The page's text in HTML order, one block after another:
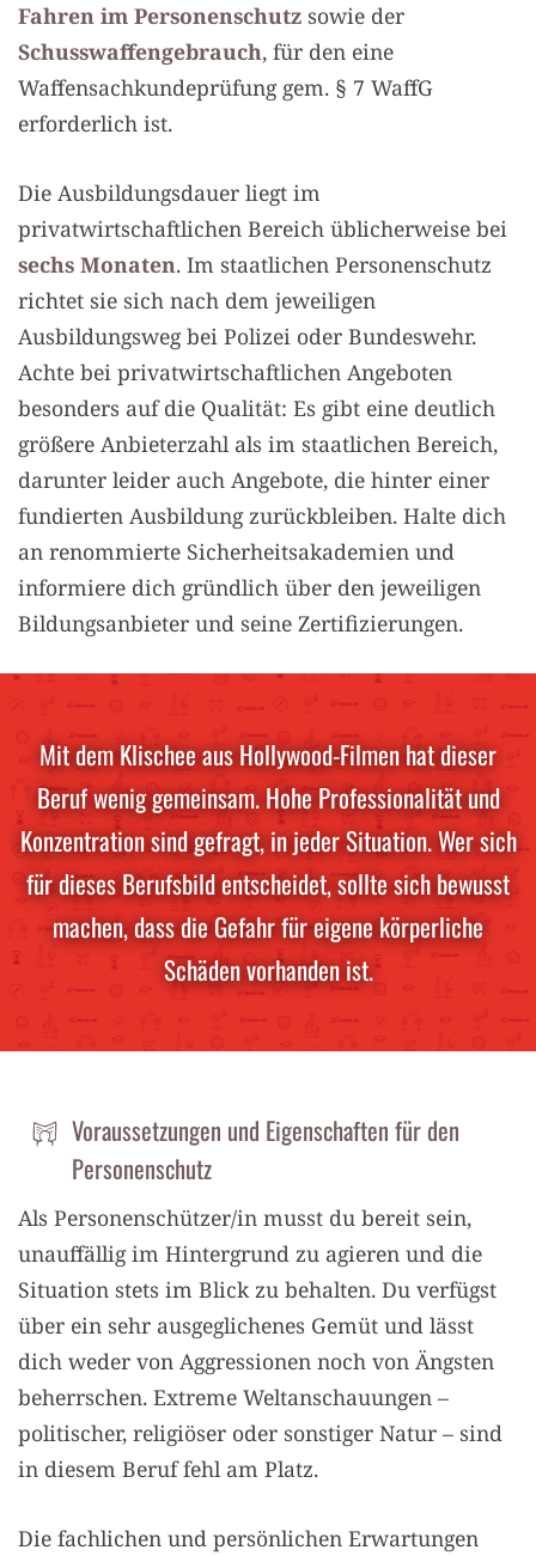
Fahren im Personenschutz sowie der
Schusswaffengebrauch, für den eine
Waffensachkundeprüfung gem. § 7 WaffG
erforderlich ist.
Die Ausbildungsdauer liegt im
privatwirtschaftlichen Bereich üblicherweise bei
sechs Monaten. Im staatlichen Personenschutz
richtet sie sich nach dem jeweiligen
Ausbildungsweg bei Polizei oder Bundeswehr.
Achte bei privatwirtschaftlichen Angeboten
besonders auf die Qualität: Es gibt eine deutlich
größere Anbieterzahl als im staatlichen Bereich,
darunter leider auch Angebote, die hinter einer
fundierten Ausbildung zurückbleiben. Halte dich
an renommierte Sicherheitsakademien und
informiere dich gründlich über den jeweiligen
Bildungsanbieter und seine Zertifizierungen.
Mit dem Klischee aus Hollywood-Filmen hat dieser
Beruf wenig gemeinsam. Hohe Professionalität und
Konzentration sind gefragt, in jeder Situation. Wer sich
für dieses Berufsbild entscheidet, sollte sich bewusst
machen, dass die Gefahr für eigene körperliche
Schäden vorhanden ist.
Voraussetzungen und Eigenschaften für den
Personenschutz
Als Personenschützer/in musst du bereit sein,
unauffällig im Hintergrund zu agieren und die
Situation stets im Blick zu behalten. Du verfügst
über ein sehr ausgeglichenes Gemüt und lässt
dich weder von Aggressionen noch von Ängsten
beherrschen. Extreme Weltanschauungen –
politischer, religiöser oder sonstiger Natur – sind
in diesem Beruf fehl am Platz.
Die fachlichen und persönlichen Erwartungen